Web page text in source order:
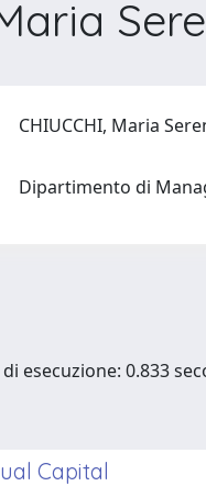
CHIUCCHI, Maria
Dipartimento di
esecuzione: 0.833
Capital